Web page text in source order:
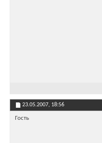
23.05.2007, 18:56
Гость